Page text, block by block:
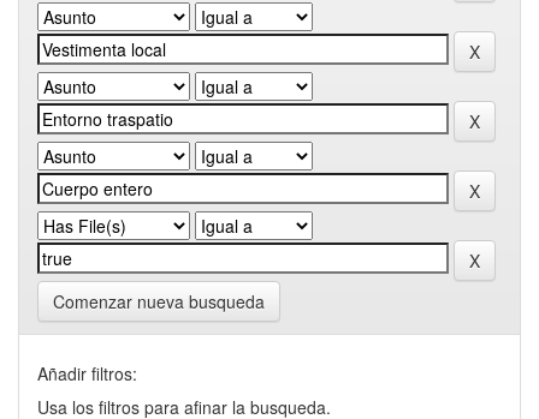
Comenzar nueva busqueda
Añadir filtros:
Usa los filtros para afinar la busqueda.